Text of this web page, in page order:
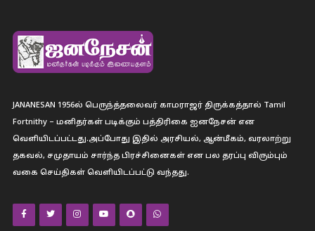
JANANESAN 1956ல் பெருந்த்தலைவர் காமராஜர் திருக்கத்தால் Tamil
Fortnithy – மனிதர்கள் படிக்கும் பத்திரிகை ஐனநேசன் என
வெளியிடப்பட்டது.அப்போது இதில் அரசியல், ஆன்மீகம், வரலாற்று
தகவல், சமுதாயம் சார்ந்த பிரச்சினைகள் என பல தரப்பு விரும்பும்
வகை செய்திகள் வெளியிடப்பட்டு வந்தது.